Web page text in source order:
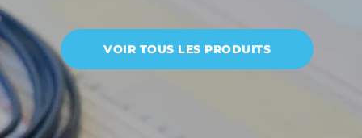
VOIR TOUS LES PRODUITS